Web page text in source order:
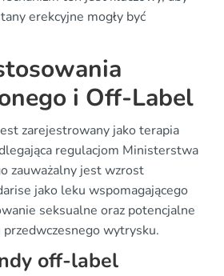
erekcyjne mogły być
i Off-Label
zarejestrowany jako terapia
regulacjom Ministerstwa
zauważalny jest wzrost
jako leku wspomagającego
seksualne oraz potencjalne
wytrysku.
off-label